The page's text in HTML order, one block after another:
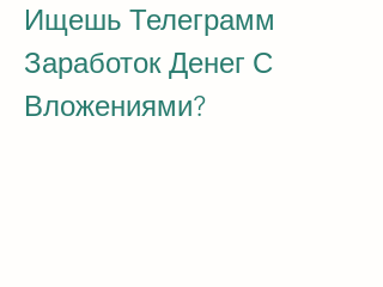
Ищешь Телеграмм
Заработок Денег С
Вложениями?